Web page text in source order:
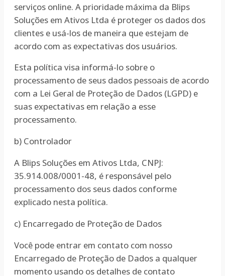
serviços online. A prioridade máxima da Blips
Soluções em Ativos Ltda é proteger os dados dos
clientes e usá-los de maneira que estejam de
acordo com as expectativas dos usuários.
Esta política visa informá-lo sobre o
processamento de seus dados pessoais de acordo
com a Lei Geral de Proteção de Dados (LGPD) e
suas expectativas em relação a esse
processamento.
b) Controlador
A Blips Soluções em Ativos Ltda, CNPJ:
35.914.008/0001-48, é responsável pelo
processamento dos seus dados conforme
explicado nesta política.
c) Encarregado de Proteção de Dados
Você pode entrar em contato com nosso
Encarregado de Proteção de Dados a qualquer
momento usando os detalhes de contato